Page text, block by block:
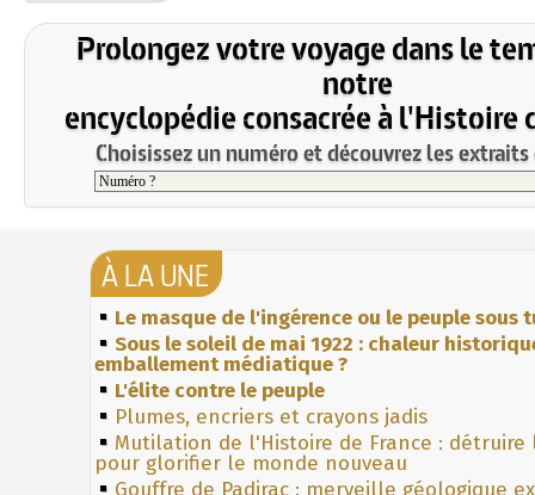
Prolongez votre voyage dans le
notre
encyclopédie consacrée à l'Histoire
Choisissez un numéro et découvrez les
À LA UNE
Le masque de l'ingérence ou le peuple sous
Sous le soleil de mai 1922 : chaleur
emballement médiatique ?
L'élite contre le peuple
Plumes, encriers et crayons jadis
Mutilation de l'Histoire de France : détruire
pour glorifier le monde nouveau
Gouffre de Padirac : merveille géologique